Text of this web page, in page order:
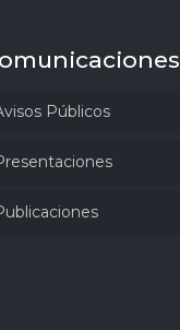
Públicos